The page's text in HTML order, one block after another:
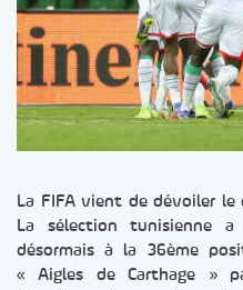
La FIFA vient de dévoiler le
La sélection tunisienne
désormais à la 36ème
« Aigles de Carthage »